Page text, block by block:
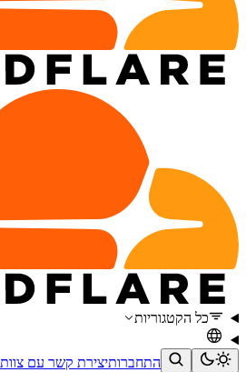
כל הקטגוריות
התחברותיצירת קשר עם